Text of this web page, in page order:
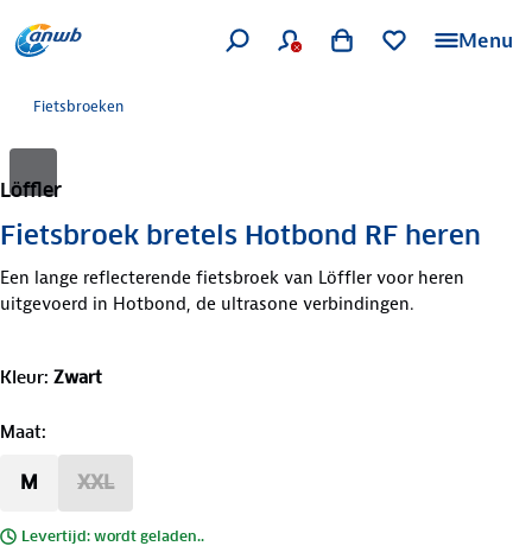
Menu
Fietsbroeken
Löffler
Fietsbroek bretels Hotbond RF heren
Een lange reflecterende fietsbroek van Löffler voor heren
uitgevoerd in Hotbond, de ultrasone verbindingen.
Kleur: Zwart
Maat:
M XXL
Levertijd: wordt geladen..